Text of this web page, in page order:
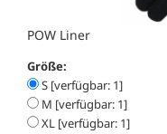
POW Liner
Größe:
S [verfügbar: 1]
M [verfügbar: 1]
XL [verfügbar: 1]